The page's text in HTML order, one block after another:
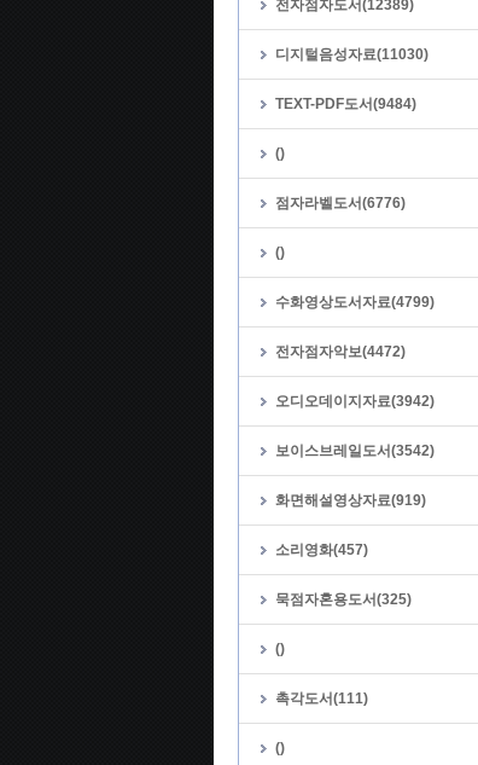
전자점자도서(12389)
디지털음성자료(11030)
TEXT-PDF도서(9484)
()
점자라벨도서(6776)
()
수화영상도서자료(4799)
전자점자악보(4472)
오디오데이지자료(3942)
보이스브레일도서(3542)
화면해설영상자료(919)
소리영화(457)
묵점자혼용도서(325)
()
촉각도서(111)
()